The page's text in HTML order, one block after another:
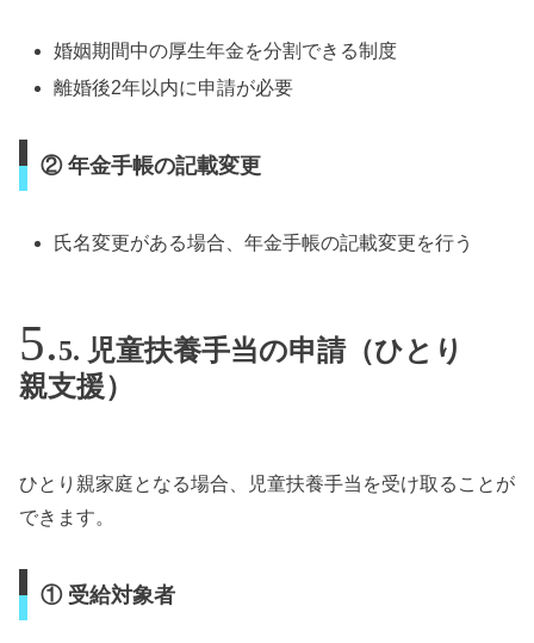
婚姻期間中の厚生年金を分割できる制度
離婚後2年以内に申請が必要
② 年金手帳の記載変更
氏名変更がある場合、年金手帳の記載変更を行う
5. 児童扶養手当の申請（ひとり
親支援）
ひとり親家庭となる場合、児童扶養手当を受け取ることが
できます。
① 受給対象者